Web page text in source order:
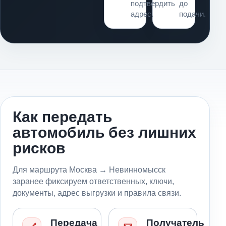
подтвердить
адрес.
до
подачи.
Как передать
автомобиль без лишних
рисков
Для маршрута Москва → Невинномысск
заранее фиксируем ответственных, ключи,
документы, адрес выгрузки и правила связи.
Передача Получатель